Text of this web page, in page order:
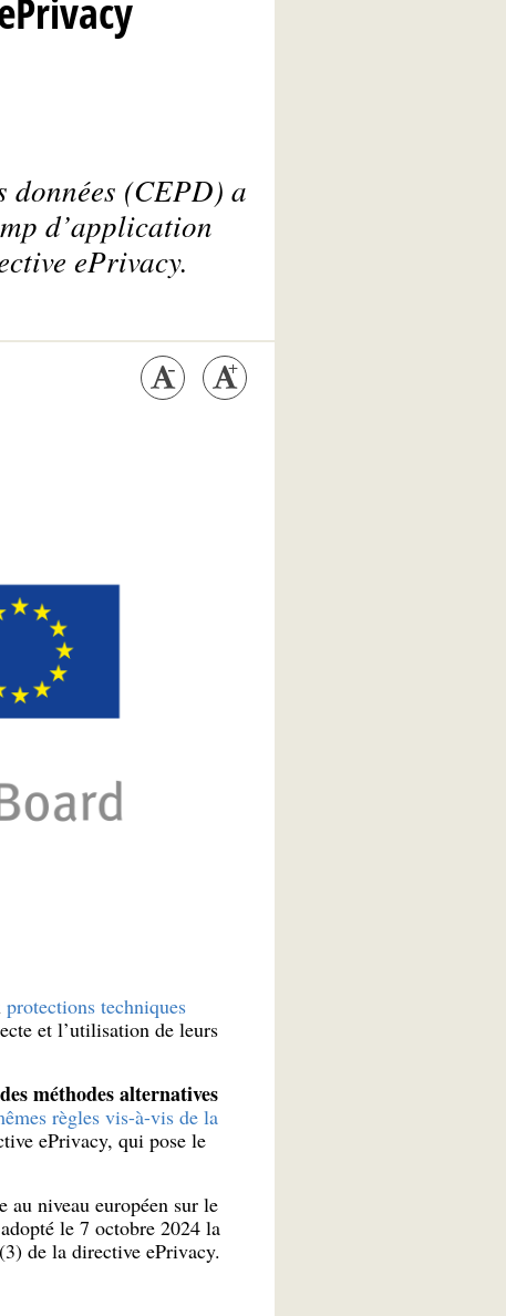
données (CEPD) a
d’application
ePrivacy.
protections techniques
et l’utilisation de leurs
méthodes alternatives
règles vis-à-vis de la
ePrivacy, qui pose le
niveau européen sur le
le 7 octobre 2024 la
de la directive ePrivacy.